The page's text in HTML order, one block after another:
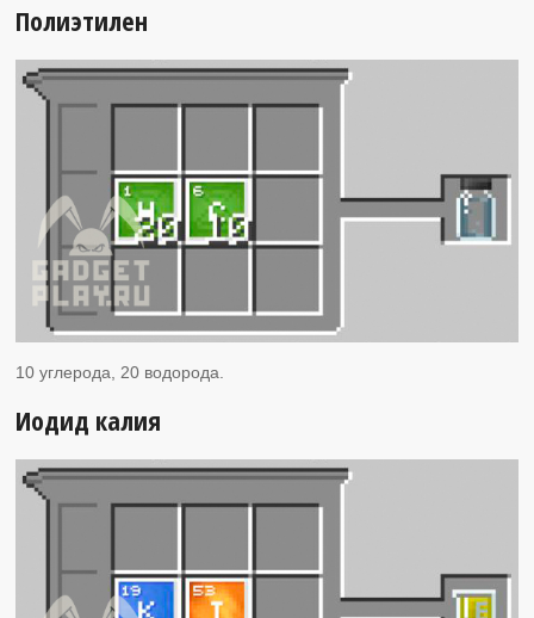
Полиэтилен
10 углерода, 20 водорода.
Иодид калия